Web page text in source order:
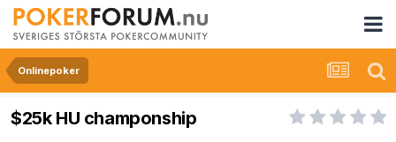
Onlinepoker
$25k HU champonship